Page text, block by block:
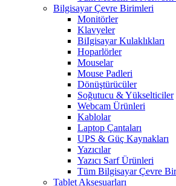
Bilgisayar Çevre Birimleri
Monitörler
Klavyeler
BiIgisayar Kulaklıkları
Hoparlörler
Mouselar
Mouse Padleri
Dönüştürücüler
Soğutucu & Yükselticiler
Webcam Ürünleri
Kablolar
Laptop Çantaları
UPS & Güç Kaynakları
Yazıcılar
Yazıcı Sarf Ürünleri
Tüm Bilgisayar Çevre
Tablet Aksesuarları